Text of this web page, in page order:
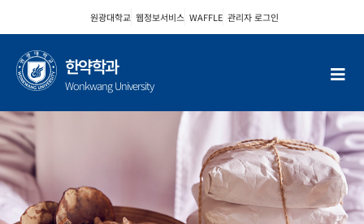
뛰
기
원광대학교 웹정보서비스 WAFFLE 관리자 로그인
한약학과
Wonkwang University